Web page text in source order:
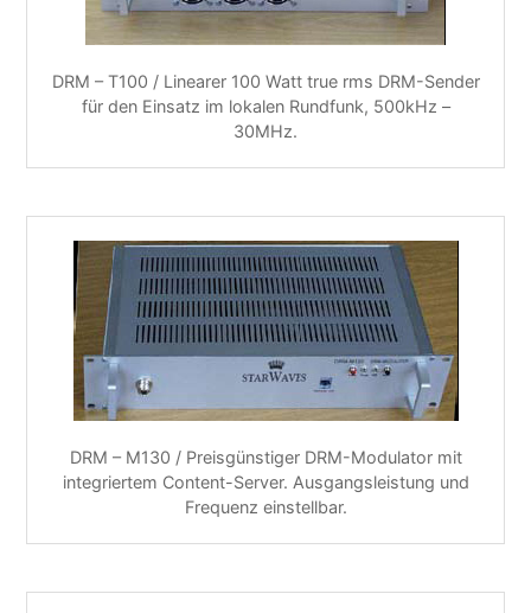
DRM – T100 / Linearer 100 Watt true rms DRM-Sender
für den Einsatz im lokalen Rundfunk, 500kHz –
30MHz.
DRM – M130 / Preisgünstiger DRM-Modulator mit
integriertem Content-Server. Ausgangsleistung und
Frequenz einstellbar.